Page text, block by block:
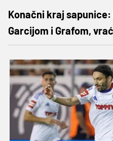
Konačni kraj
Garcijom i Grafom,